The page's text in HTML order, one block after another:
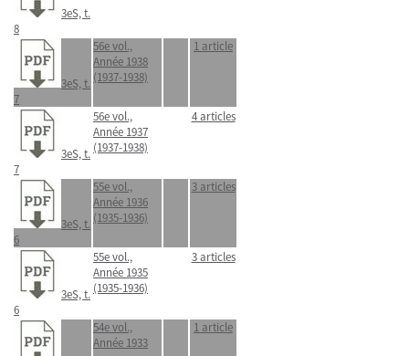
3eS, t.
8
3eS, t.
7
56e vol.,
Année 1938
(1937-1938)
1 article
3eS, t.
7
56e vol.,
Année 1937
(1937-1938)
4 articles
3eS, t.
6
55e vol.,
Année 1936
(1935-1936)
3 articles
3eS, t.
6
55e vol.,
Année 1935
(1935-1936)
3 articles
54e vol.,
Année 1933
1 article